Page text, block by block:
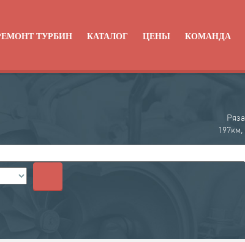
ТУРБИН КАТАЛОГ ЦЕНЫ КОМАНДА